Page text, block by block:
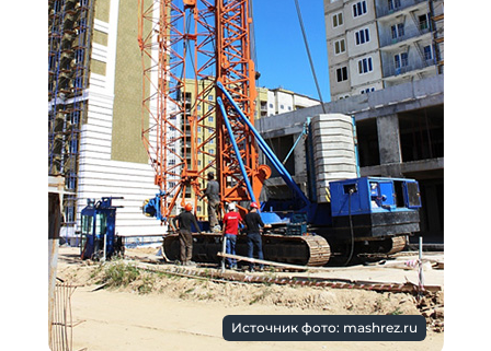
Источник фото: mashrez.ru